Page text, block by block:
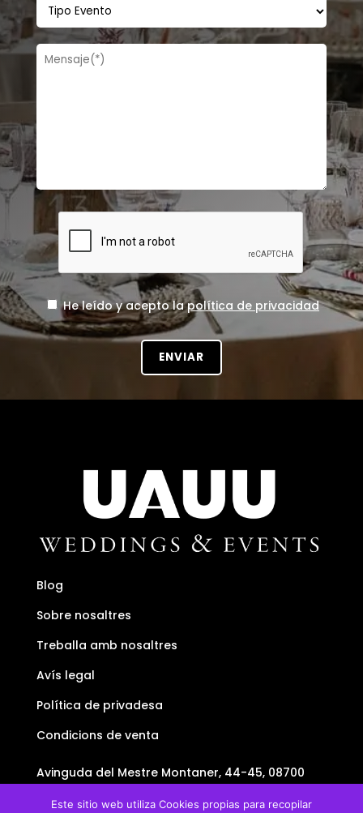
He leído y acepto lapolítica de privacidad
Blog
Sobre nosaltres
Treballa amb nosaltres
Avís legal
Política de privadesa
Condicions de venta
Avinguda del Mestre Montaner, 44-45, 08700
Este sitio web utiliza Cookies propias para recopilar